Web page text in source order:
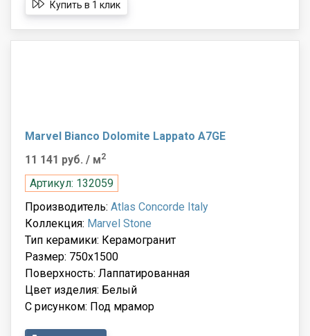
Купить в 1 клик
Marvel Bianco Dolomite Lappato A7GE
11 141 руб. / м2
Артикул: 132059
Производитель: Atlas Concorde Italy
Коллекция: Marvel Stone
Тип керамики: Керамогранит
Размер: 750x1500
Поверхность: Лаппатированная
Цвет изделия: Белый
С рисунком: Под мрамор